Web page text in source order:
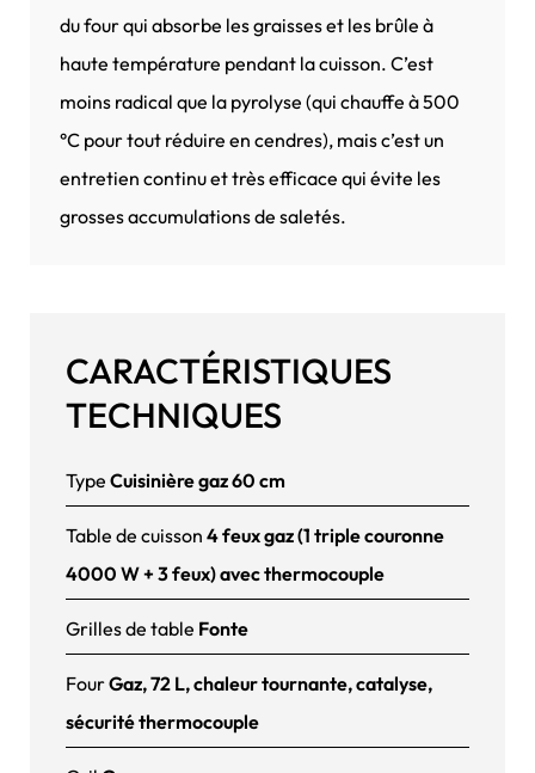
du four qui absorbe les graisses et les brûle à
haute température pendant la cuisson. C’est
moins radical que la pyrolyse (qui chauffe à 500
°C pour tout réduire en cendres), mais c’est un
entretien continu et très efficace qui évite les
grosses accumulations de saletés.
CARACTÉRISTIQUES
TECHNIQUES
Type Cuisinière gaz 60 cm
Table de cuisson 4 feux gaz (1 triple couronne
4000 W + 3 feux) avec thermocouple
Grilles de table Fonte
FourGaz, 72 L, chaleur tournante, catalyse,
sécurité thermocouple